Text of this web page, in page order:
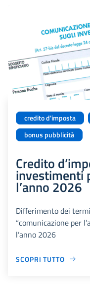
credito d'imposta
bonus pubblicità
Credito
investimenti
l’anno 2026
Differimento dei
“comunicazione per
l’anno 2026
SCOPRI TUTTO